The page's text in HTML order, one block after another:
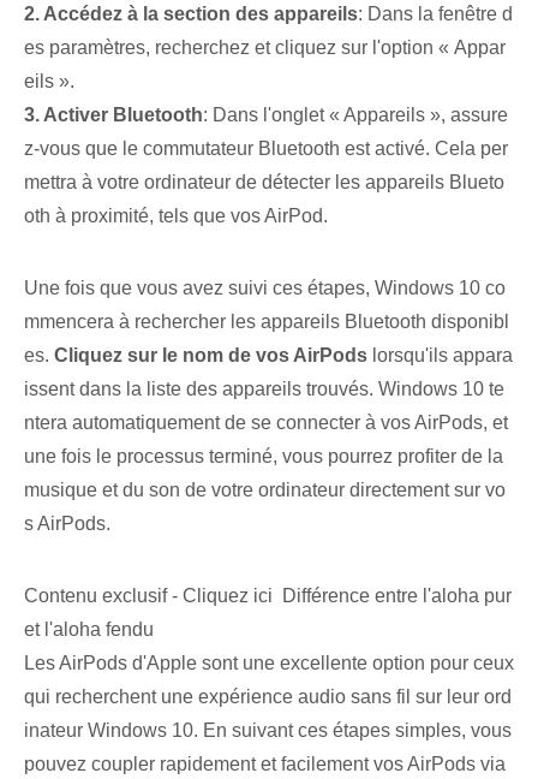
2. Accédez à la section des appareils: Dans la fenêtre d
es paramètres, recherchez et cliquez sur l'option « Appar
eils ».
3. ‌Activer Bluetooth: Dans l'onglet « Appareils », assure
z-vous que⁢ le ⁢commutateur Bluetooth est activé. Cela per
mettra à votre ordinateur de détecter les appareils Blueto
oth à proximité, tels que vos AirPod.
Une fois que vous avez suivi ces étapes, Windows 10 co
mmencera à rechercher les appareils Bluetooth disponibl
es. Cliquez sur le​ nom de vos AirPods lorsqu'ils appara
issent dans la liste des appareils trouvés. Windows 10 te
ntera automatiquement de se connecter à vos AirPods, et
une fois le processus terminé, vous pourrez profiter de la
musique et du son de votre ordinateur directement sur vo
s AirPods.
Contenu exclusif - Cliquez ici Différence entre l'aloha pur
et l'aloha fendu
Les AirPods d'Apple sont une excellente option pour ceux
qui recherchent une expérience audio sans fil sur leur ord
inateur Windows 10. En suivant ces étapes simples, vous
pouvez coupler rapidement et facilement vos AirPods via